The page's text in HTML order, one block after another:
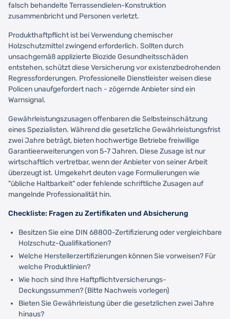
falsch behandelte Terrassendielen-Konstruktion
zusammenbricht und Personen verletzt.
Produkthaftpflicht ist bei Verwendung chemischer
Holzschutzmittel zwingend erforderlich. Sollten durch
unsachgemäß applizierte Biozide Gesundheitsschäden
entstehen, schützt diese Versicherung vor existenzbedrohenden
Regressforderungen. Professionelle Dienstleister weisen diese
Policen unaufgefordert nach - zögernde Anbieter sind ein
Warnsignal.
Gewährleistungszusagen offenbaren die Selbsteinschätzung
eines Spezialisten. Während die gesetzliche Gewährleistungsfrist
zwei Jahre beträgt, bieten hochwertige Betriebe freiwillige
Garantieerweiterungen von 5-7 Jahren. Diese Zusage ist nur
wirtschaftlich vertretbar, wenn der Anbieter von seiner Arbeit
überzeugt ist. Umgekehrt deuten vage Formulierungen wie
"übliche Haltbarkeit" oder fehlende schriftliche Zusagen auf
mangelnde Professionalität hin.
Checkliste: Fragen zu Zertifikaten und Absicherung
Besitzen Sie eine DIN 68800-Zertifizierung oder vergleichbare
Holzschutz-Qualifikationen?
Welche Herstellerzertifizierungen können Sie vorweisen? Für
welche Produktlinien?
Wie hoch sind Ihre Haftpflichtversicherungs-
Deckungssummen? (Bitte Nachweis vorlegen)
Bieten Sie Gewährleistung über die gesetzlichen zwei Jahre
hinaus?